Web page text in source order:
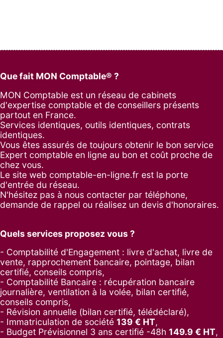
Que fait MON Comptable® ?
MON Comptable est un réseau de cabinets
d'expertise comptable et de conseillers présents
partout en France.
Services identiques, outils identiques, contrats
identiques.
Vous êtes assurés de toujours obtenir le bon service
Expert comptable en ligne au bon et coût proche de
chez vous.
Le site web comptable-en-ligne.fr est la porte
d'entrée du réseau.
N'hésitez pas à nous contacter par téléphone,
demande de rappel ou réalisez un devis d'honoraires.
Quels services proposez vous ?
- Comptabilité d'Engagement : livre d'achat, livre de
vente, rapprochement bancaire, pointage, bilan
certifié, conseils compris,
- Comptabilité Bancaire : récupération bancaire
journalière, ventilation à la volée, bilan certifié,
conseils compris,
- Révision annuelle (bilan certifié, télédéclaré),
- Immatriculation de société 139 € HT,
- Budget Prévisionnel 3 ans certifié -48h 149.9 € HT,